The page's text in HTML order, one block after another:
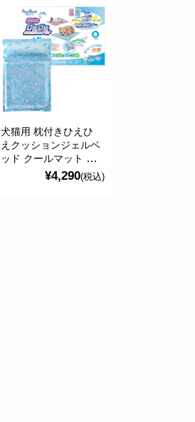
犬猫用 枕付きひえひ
えクッションジェルベ
ッド クールマット S
ブルー ペッツルート
¥4,290(税込)